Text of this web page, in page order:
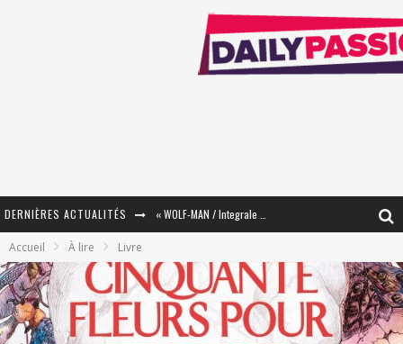
DERNIÈRES ACTUALITÉS
« Mon Village Révolté » - Combattre un Projet !
« Le Béton et le Bambou / Propositions pour Mayotte et le Monde. » - Améliorations !
Accueil À lire Livre